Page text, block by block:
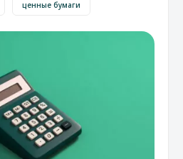
ценные бумаги